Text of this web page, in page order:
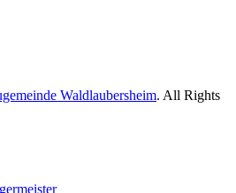
Waldlaubersheim. All Rights